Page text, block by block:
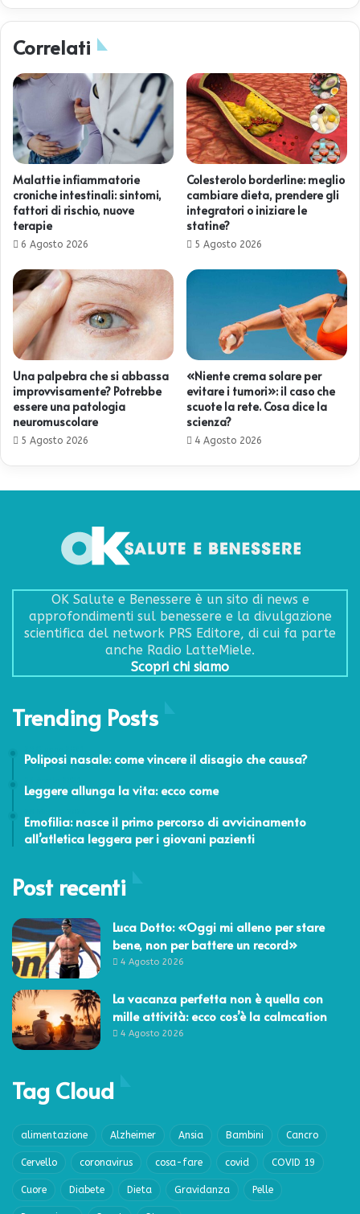
Correlati
Malattie infiammatorie
croniche intestinali: sintomi,
fattori di rischio, nuove
terapie
6 Agosto 2026
Colesterolo borderline: meglio
cambiare dieta, prendere gli
integratori o iniziare le
statine?
5 Agosto 2026
Una palpebra che si abbassa
improvvisamente? Potrebbe
essere una patologia
neuromuscolare
5 Agosto 2026
«Niente crema solare per
evitare i tumori»: il caso che
scuote la rete. Cosa dice la
scienza?
4 Agosto 2026
OK Salute e Benessere è un sito di news e
approfondimenti sul benessere e la divulgazione
scientifica del network PRS Editore, di cui fa parte
anche Radio LatteMiele.
Scopri chi siamo
Trending Posts
Poliposi nasale: come vincere il disagio che causa?
Leggere allunga la vita: ecco come
Emofilia: nasce il primo percorso di avvicinamento
all’atletica leggera per i giovani pazienti
Post recenti
Luca Dotto: «Oggi mi alleno per stare
bene, non per battere un record»
4 Agosto 2026
La vacanza perfetta non è quella con
mille attività: ecco cos’è la calmcation
4 Agosto 2026
Tag Cloud
alimentazione Alzheimer Ansia Bambini Cancro
Cervello coronavirus cosa-fare covid COVID 19
Cuore Diabete Dieta Gravidanza Pelle